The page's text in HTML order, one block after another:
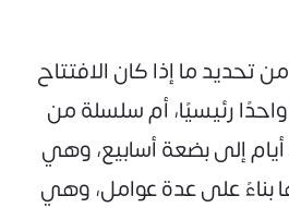
تحديد ما إذا كان الافتتاح
رئيسيًا، أم سلسلة من
إلىبضعة أسابيع، وهي
بناءً على عدة عوامل، وهي